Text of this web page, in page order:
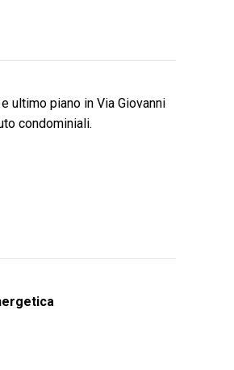
ultimo piano in Via Giovanni
condominiali.